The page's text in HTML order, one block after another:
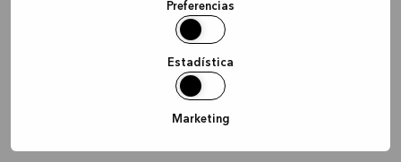
Preferencias
Estadística
Marketing